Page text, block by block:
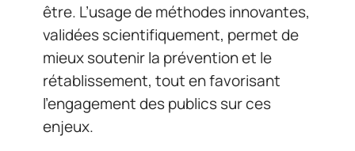
être. L’usage de méthodes innovantes,
validées scientifiquement, permet de
mieux soutenir la prévention et le
rétablissement, tout en favorisant
l’engagement des publics sur ces
enjeux.